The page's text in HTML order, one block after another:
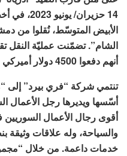
14
الأبيض المتوسّط، نُقلوا من
الشام”. تضمّنت عمليّة النقل
أنهم دفعوا 4500 دولار أميركي مقابل الرحلة المشؤومة.
تنتمي شركة “فري بيرد” إلى
أسّسها ويديرها رجل الأعمال
أقوى رجال الأعمال
والسياحة، وله علاقات وثيقة
خدمات داعمة. من خلال